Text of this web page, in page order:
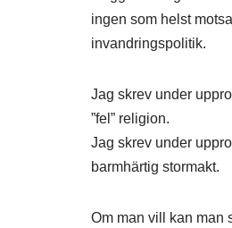
ingen som helst
invandringspolitik.
Jag skrev under
”fel” religion.
Jag skrev under
barmhärtig stormakt.
Om man vill kan man